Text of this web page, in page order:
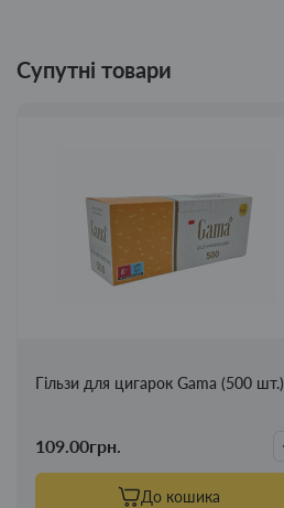
Супутні товари
Гільзи для цигарок Gama (500 шт.)
109.00грн.
До кошика